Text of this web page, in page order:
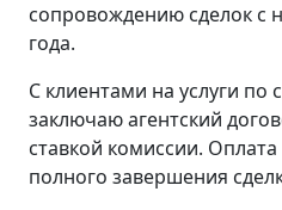
сопровождению сделок с
года.
С клиентами на услуги
заключаю агентский
ставкой комиссии.
полного завершения